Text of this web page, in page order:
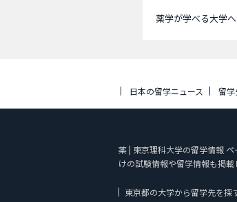
薬学が学べる大学へ
日本の留学ニュース 留
薬 | 東京理科大学の留学情報
けの試験情報や留学情報も掲載
東京都の大学から留学先を探